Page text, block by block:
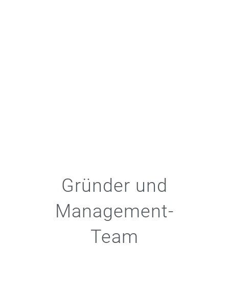
Gründer und
Management-
Team